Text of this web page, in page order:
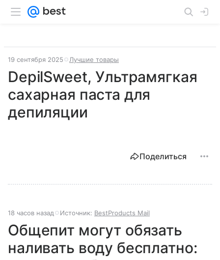
19 сентября 2025 Лучшие товары
DepilSweet, Ультрамягкая
сахарная паста для
депиляции
Поделиться
18 часов назад Источник: BestProducts Mail
Общепит могут обязать
наливать воду бесплатно: